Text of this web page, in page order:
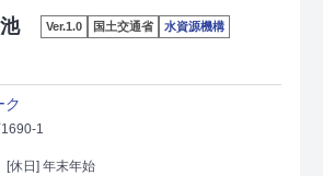
Ver.1.0 国土交通省 水資源機構
ク
1
[休日] 年末年始